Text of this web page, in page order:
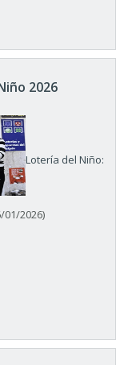
2026
Lotería del Niño:
01/2026)